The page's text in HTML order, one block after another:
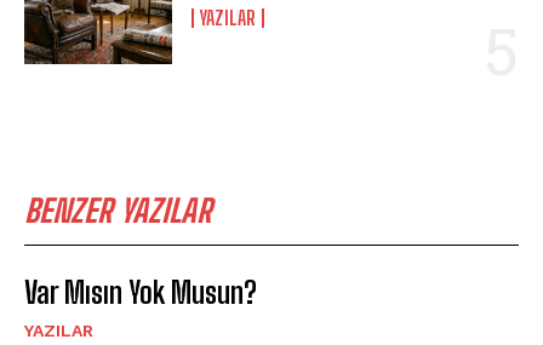
YAZILAR
BENZER YAZILAR
Var Mısın Yok Musun?
YAZILAR